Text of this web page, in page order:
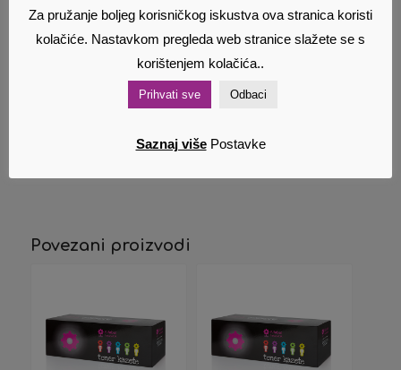
Zamjenski toner
Brother TN-247
yellow
Cijena s PDV
detalje
Zamjenski toner
Brother TN-247
CYAN
22,00€ Cijena s PDV
košaricu
Povezani proizvodi
Za pružanje boljeg korisničkog iskustva ova stranica koristi
kolačiće. Nastavkom pregleda web stranice slažete se s
korištenjem kolačića..
Prihvati sve Odbaci
Saznaj više Postavke